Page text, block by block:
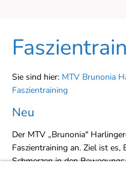
Sie sind hier: MTV Brunonia
Faszientraining
Neu
Der MTV „Brunonia"
Faszientraining an. Ziel ist
Schmerzen in den